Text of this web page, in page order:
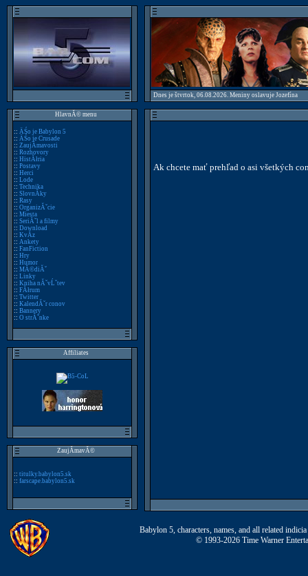
Dnes je štvrtok, 06.08.2026. Meniny oslavuje Jozefína
HlavnĂ© menu
:: ÄŚo je Babylon 5
:: ÄŚo je Crusade
:: ZaujĂ­mavosti
:: Rozhovory
:: HistĂłria
:: Postavy
:: Herci
:: Lode
:: Technika
:: SlovnĂ­ky
:: Rasy
:: OrganizĂˇcie
:: Miesta
:: SeriĂˇl a filmy
:: Download
:: KvĂ­z
:: Ankety
:: FanFiction
:: Hry
:: Humor
:: MĂ©diĂˇ
:: Linky
:: Kniha nĂˇvĹˇtev
:: FĂłrum
:: Twitter
:: KalendĂˇr conov
:: Bannery
:: O strĂˇnke
Affiliates
ZaujĂ­mavĂ©
:: titulky.babylon5.sk
:: farscape.babylon5.sk
Ak chcete mať prehľad o asi všetkých
Babylon 5, characters, names, and all related
© 1993-2026 Time Warner